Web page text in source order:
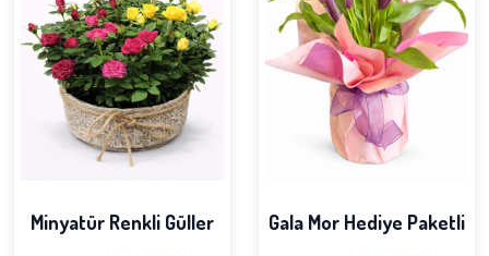
Minyatür Renkli Güller Gala Mor Hediye Paketli